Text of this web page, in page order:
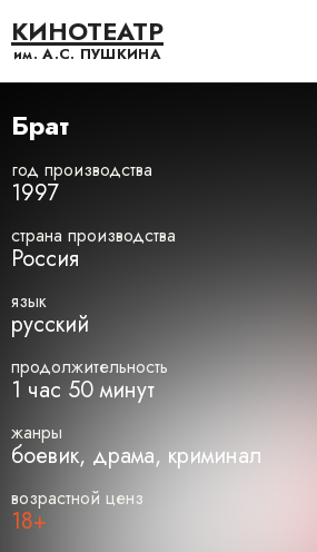
КИНОТЕАТР
им. А.С. ПУШКИНА
Брат
год производства
1997
страна производства
Россия
язык
русский
продолжительность
1 час 50 минут
жанры
боевик, драма, криминал
возрастной ценз
18+